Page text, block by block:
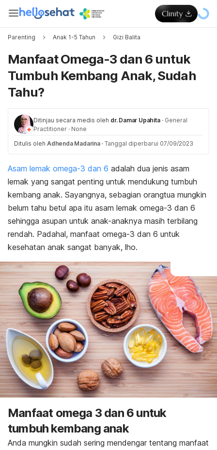
Parenting Anak 1-5 Tahun Gizi Balita
Manfaat Omega-3 dan 6 untuk
Tumbuh Kembang Anak, Sudah
Tahu?
Ditinjau secara medis oleh dr. Damar Upahita · General
Practitioner · None
Ditulis oleh Adhenda Madarina · Tanggal diperbarui 07/09/2023
Asam lemak omega-3 dan 6 adalah dua jenis asam
lemak yang sangat penting untuk mendukung tumbuh
kembang anak. Sayangnya, sebagian orangtua mungkin
belum tahu betul apa itu asam lemak omega-3 dan 6
sehingga asupan untuk anak-anaknya masih terbilang
rendah. Padahal, manfaat omega-3 dan 6 untuk
kesehatan anak sangat banyak, lho.
Manfaat omega 3 dan 6 untuk
tumbuh kembang anak
Anda mungkin sudah sering mendengar tentang manfaat